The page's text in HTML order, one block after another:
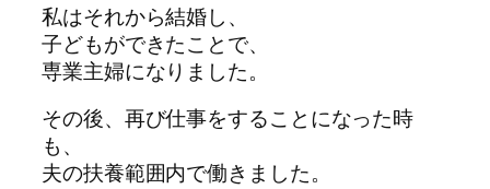
私はそれから結婚し、
子どもができたことで、
専業主婦になりました。
その後、再び仕事をすることになった時
も、
夫の扶養範囲内で働きました。